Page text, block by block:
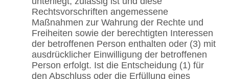
Rechtsvorschriften angemessene
Maßnahmen zur Wahrung der Rechte und
Freiheiten sowie der berechtigten Interessen
der betroffenen Person enthalten oder (3) mit
ausdrücklicher Einwilligung der betroffenen
Person erfolgt. Ist die Entscheidung (1) für
den Abschluss oder die Erfüllung eines